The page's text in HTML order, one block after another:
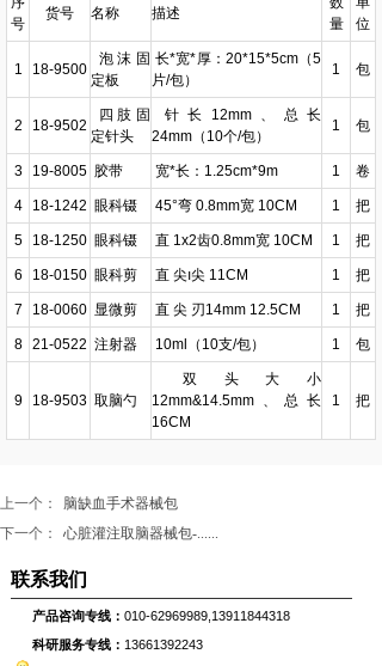
号
货号 名称 描述
量
位
1 18-9500
泡沫固
定板
长*宽*厚：20*15*5cm（5
片/包）
1 包
2 18-9502
四肢固
定针头
针长12mm、总长
24mm（10个/包）
1 包
3 19-8005 胶带 宽*长：1.25cm*9m 1 卷
4 18-1242 眼科镊 45°弯 0.8mm宽 10CM 1 把
5 18-1250 眼科镊 直 1x2齿0.8mm宽 10CM 1 把
6 18-0150 眼科剪 直 尖ı尖 11CM 1 把
7 18-0060 显微剪 直 尖 刃14mm 12.5CM 1 把
8 21-0522 注射器 10ml（10支/包） 1 包
9 18-9503 取脑勺
双头大小
12mm&14.5mm、总长
16CM
1 把
上一个：
脑缺血手术器械包
下一个：
心脏灌注取脑器械包-......
联系我们
产品咨询专线： 010-62969989,13911844318
科研服务专线： 13661392243